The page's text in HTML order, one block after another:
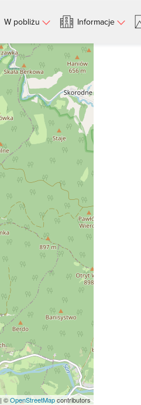
W pobliżu Informacje
| ©OpenStreetMapcontributors